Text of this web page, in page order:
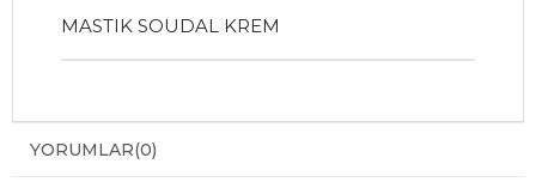
MASTIK SOUDAL KREM
YORUMLAR(0)